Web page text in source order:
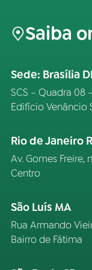
Saiba
Sede: Brasília
SCS – Quadra 08
Edifício Venâncio
Rio de Janeiro
Av. Gomes Freire,
Centro
São Luís MA
Rua Armando
Bairro de Fátima